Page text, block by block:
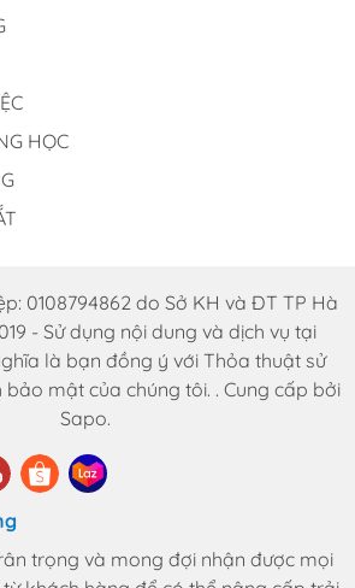
HỌC
0108794862 do Sở KH và ĐT TP Hà
- Sử dụng nội dung và dịch vụ tại
là bạn đồng ý với Thỏa thuật sử
bảo mật của chúng tôi. . Cung cấp bởi
Sapo.
trọng và mong đợi nhận được mọi